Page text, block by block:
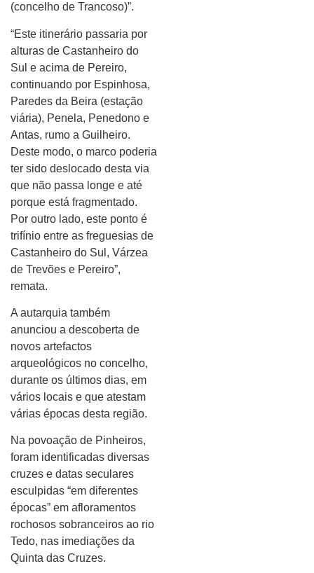
(concelho de Trancoso)”.
“Este itinerário passaria por
alturas de Castanheiro do
Sul e acima de Pereiro,
continuando por Espinhosa,
Paredes da Beira (estação
viária), Penela, Penedono e
Antas, rumo a Guilheiro.
Deste modo, o marco poderia
ter sido deslocado desta via
que não passa longe e até
porque está fragmentado.
Por outro lado, este ponto é
trifínio entre as freguesias de
Castanheiro do Sul, Várzea
de Trevões e Pereiro”,
remata.
A autarquia também
anunciou a descoberta de
novos artefactos
arqueológicos no concelho,
durante os últimos dias, em
vários locais e que atestam
várias épocas desta região.
Na povoação de Pinheiros,
foram identificadas diversas
cruzes e datas seculares
esculpidas “em diferentes
épocas” em afloramentos
rochosos sobranceiros ao rio
Tedo, nas imediações da
Quinta das Cruzes.